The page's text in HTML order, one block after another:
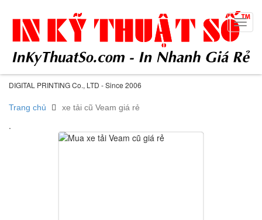
DIGITAL PRINTING Co., LTD - Since 2006
Trang chủ xe tải cũ Veam giá rẻ
.